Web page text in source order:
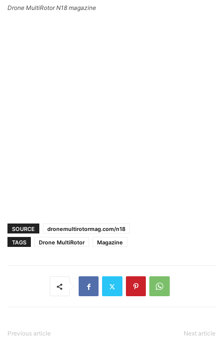
Drone MultiRotor N18 magazine
SOURCE
dronemultirotormag.com/n18
TAGS
Drone MultiRotor Magazine
Previous article Next article